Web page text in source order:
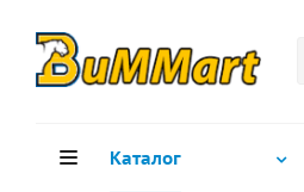
Каталог